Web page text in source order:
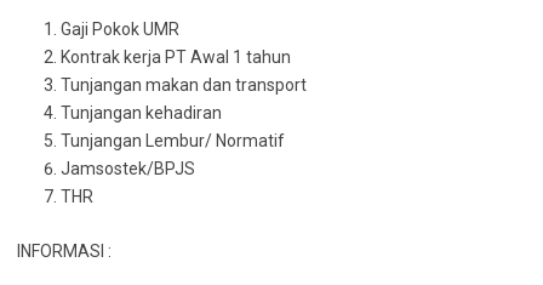
Gaji Pokok UMR
Kontrak kerja PT Awal 1 tahun
Tunjangan makan dan transport
Tunjangan kehadiran
Tunjangan Lembur/ Normatif
Jamsostek/BPJS
THR
INFORMASI :